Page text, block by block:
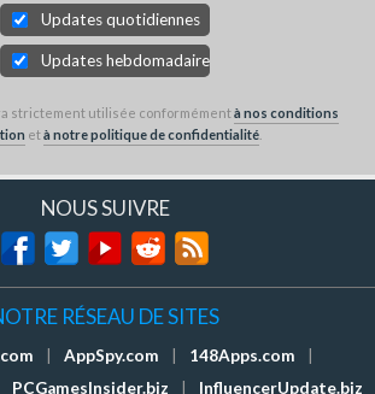
Updates quotidiennes
Updates hebdomadaires
strictement utilisée conformémentà nos conditions
età notre politique de confidentialité.
NOUS SUIVRE
RÉSEAU DE SITES
AppSpy.com 148Apps.com
PCGamesInsider.biz
InfluencerUpdate.biz